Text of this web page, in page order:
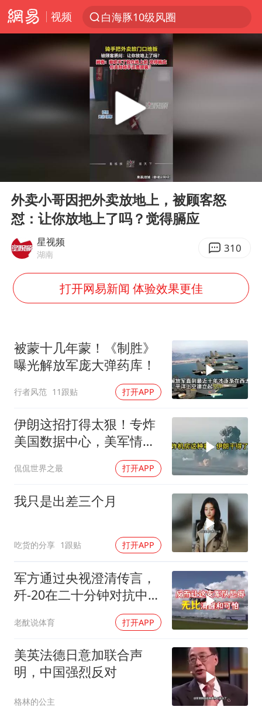
视频
白海豚10级风圈
上海全域长途客运班次全部停运
白海豚将给京津冀带来大暴雨
王传君 《披荆斩棘》
上海暴雨红色预警
王艺迪无缘横滨赛决赛
《龙餐馆》 冲奖
笔试第一被劝弃考涉事副校长被撤职
上海有出现龙卷潜势
奋力开创中国式现代化建设新局面
Play
外卖小哥因把外卖放地上，被顾客怒
怼：让你放地上了吗？觉得膈应
星视频
湖南 310
打开网易新闻 体验效果更佳
被蒙十几年蒙！《制胜》
曝光解放军庞大弹药库！
行者风范 11跟贴 打开APP
伊朗这招打得太狠！专炸
美国数据中心，美军情报
系统直接瘫痪，比封海峡
还致命
侃侃世界之最 打开APP
我只是出差三个月
吃货的分享 1跟贴 打开APP
军方通过央视澄清传言，
歼-20在二十分钟对抗中被
老酖说体育 打开APP
美英法德日意加联合声
明，中国强烈反对
格林的公主